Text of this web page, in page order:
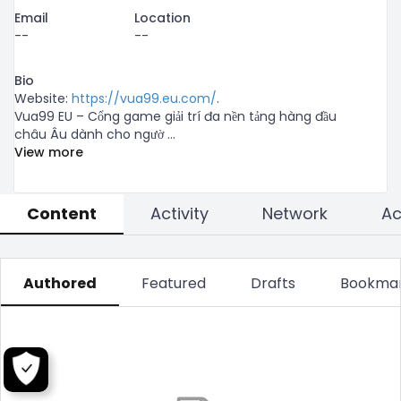
Email
--
Location
--
Bio
Website: https://vua99.eu.com/.
Vua99 EU – Cổng game giải trí đa nền tảng hàng đầu
châu Âu dành cho ngườ ...
View more
Content Activity Network
Authored Featured Drafts